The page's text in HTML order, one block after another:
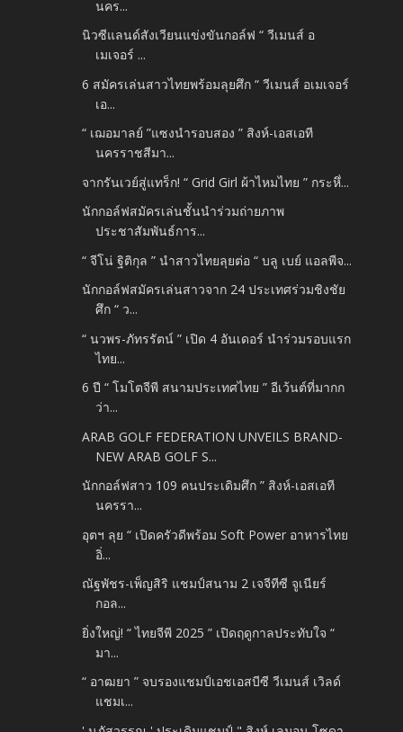
นคร...
นิวซีแลนด์สังเวียนแข่งขันกอล์ฟ “ วีเมนส์ อ
เมเจอร์ ...
6 สมัครเล่นสาวไทยพร้อมลุยศึก “ วีเมนส์ อเมเจอร์
เอ...
“ เฌอมาลย์ ”แซงนำรอบสอง ” สิงห์-เอสเอที
นครราชสีมา...
จากรันเวย์สู่แทร็ก! “ Grid Girl ผ้าไหมไทย ” กระหึ่...
นักกอล์ฟสมัครเล่นชั้นนำร่วมถ่ายภาพ
ประชาสัมพันธ์การ...
“ จีโน่ ฐิติกุล ” นำสาวไทยลุยต่อ “ บลู เบย์ แอลพีจ...
นักกอล์ฟสมัครเล่นสาวจาก 24 ประเทศร่วมชิงชัย
ศึก “ ว...
“ นวพร-ภัทรรัตน์ ” เปิด 4 อันเดอร์ นำร่วมรอบแรก
ไทย...
6 ปี “ โมโตจีพี สนามประเทศไทย ” อีเว้นต์ที่มากก
ว่า...
ARAB GOLF FEDERATION UNVEILS BRAND-
NEW ARAB GOLF S...
นักกอล์ฟสาว 109 คนประเดิมศึก ” สิงห์-เอสเอที
นครรา...
อุตฯ ลุย “ เปิดครัวดีพร้อม Soft Power อาหารไทย
อิ่...
ณัฐพัชร-เพ็ญสิริ แชมป์สนาม 2 เจจีทีซี จูเนียร์
กอล...
ยิ่งใหญ่! “ ไทยจีพี 2025 ” เปิดฤดูกาลประทับใจ “
มา...
“ อาฒยา ” จบรองแชมป์เอชเอสบีซี วีเมนส์ เวิลด์
แชมเ...